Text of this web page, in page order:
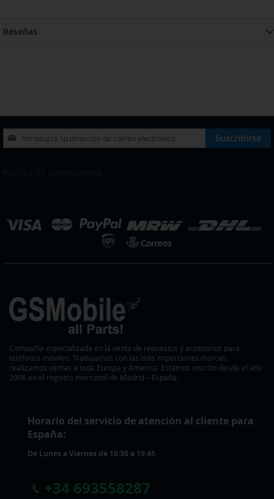
Reseñas
Inscríbase
a
Suscribirse
Compañía especializada en la venta de repuestos y accesorios para
teléfonos móviles. Trabajamos con las más importantes marcas,
realizamos ventas a toda Europa y America. Estamos inscrito desde el año
2006 en el registro mercantil de Madrid – España.
Horario del servicio de atención al cliente para
España:
De Lunes a Viernes de 10:30 a 19:45
+34 693558287